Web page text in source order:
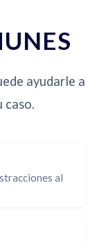
ayudarle a
caso.
al